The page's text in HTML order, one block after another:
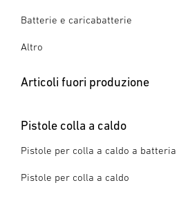
Batterie e caricabatterie
Altro
Articoli fuori produzione
Pistole colla a caldo
Pistole per colla a caldo a batteria
Pistole per colla a caldo